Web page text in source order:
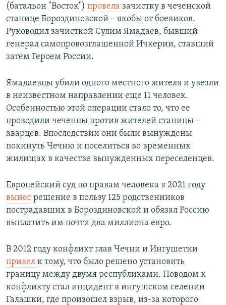
(батальон "Восток") провела зачистку в чеченской
станице Бороздиновской – якобы от боевиков.
Руководил зачисткой Сулим Ямадаев, бывший
генерал самопровозглашенной Ичкерии, ставший
затем Героем России.
Ямадаевцы убили одного местного жителя и увезли
в неизвестном направлении еще 11 человек.
Особенностью этой операции стало то, что ее
проводили чеченцы против жителей станицы –
аварцев. Впоследствии они были вынуждены
покинуть Чечню и поселиться во временных
жилищах в качестве вынужденных переселенцев.
Европейский суд по правам человека в 2021 году
вынес решение в пользу 125 родственников
пострадавших в Бороздиновской и обязал Россию
выплатить им почти два миллиона евро.
В 2012 году конфликт глав Чечни и Ингушетии
привел к тому, что было решено установить
границу между двумя республиками. Поводом к
конфликту стал инцидент в ингушском селении
Галашки, где произошел взрыв, из-за которого